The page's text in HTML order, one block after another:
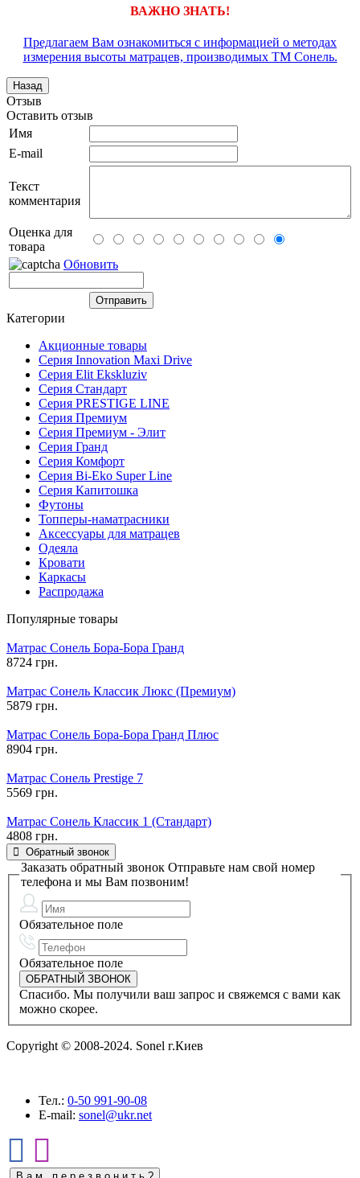
ВАЖНО ЗНАТЬ!
Предлагаем Вам ознакомиться с информацией о методах
измерения высоты матрацев, производимых ТМ Сонель.
Отзыв
Оставить отзыв
Имя
E-mail
Текст
комментария
Оценка для
товара
Обновить
Категории
Акционные товары
Серия Innovation Maxi Drive
Серия Elit Ekskluziv
Серия Стандарт
Серия PRESTIGE LINE
Серия Премиум
Серия Премиум - Элит
Серия Гранд
Серия Комфорт
Серия Bi-Eko Super Line
Серия Капитошка
Футоны
Топперы-наматрасники
Аксессуары для матрацев
Одеяла
Кровати
Каркасы
Распродажа
Популярные товары
Матрас Сонель Бора-Бора Гранд
8724 грн.
Матрас Сонель Классик Люкс (Премиум)
5879 грн.
Матрас Сонель Бора-Бора Гранд Плюс
8904 грн.
Матрас Сонель Prestige 7
5569 грн.
Матрас Сонель Классик 1 (Стандарт)
4808 грн.
Обратный звонок
Заказать обратный звонок Отправьте нам свой номер
телефона и мы Вам позвоним!
Обязательное поле
Обязательное поле
Спасибо. Мы получили ваш запрос и свяжемся с вами как
можно скорее.
Copyright © 2008-2024. Sonel г.Киев
Тел.: 0-50 991-90-08
E-mail: sonel@ukr.net